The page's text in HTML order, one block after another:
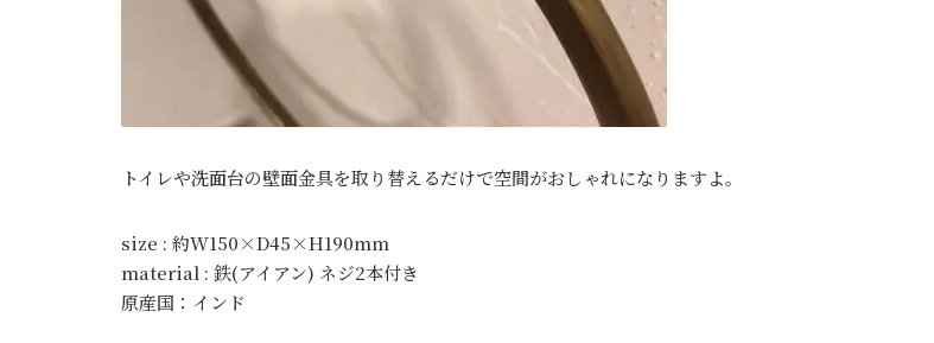
トイレや洗面台の壁面金具を取り替えるだけで空間がおしゃれになりますよ。
size : 約W150×D45×H190mm
material : 鉄(アイアン) ネジ2本付き
原産国：インド